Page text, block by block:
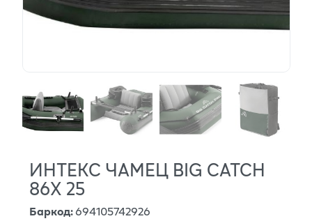
ИНТЕКС ЧАМЕЦ BIG CATCH
86Х 25
Баркод:694105742926